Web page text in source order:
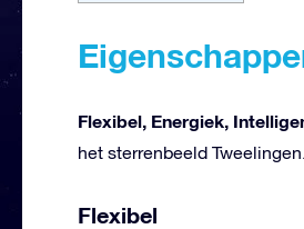
Flexibel, Energiek,
het sterrenbeeld Tweelingen.
Flexibel